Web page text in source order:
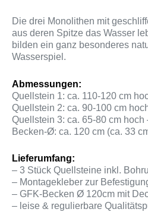
Die drei Monolithen mit
aus deren Spitze das Wasser
bilden ein ganz besonderes
Wasserspiel.
Abmessungen:
Quellstein 1: ca. 110-120 cm
Quellstein 2: ca. 90-100 cm
Quellstein 3: ca. 65-80 cm hoch
Becken-Ø: ca. 120 cm (ca. 33
Lieferumfang:
– 3 Stück Quellsteine inkl.
– Montagekleber zur
– GFK-Becken Ø 120cm mit
– leise & regulierbare